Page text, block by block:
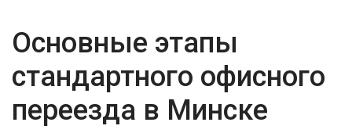
Основные этапы
стандартного офисного
переезда в Минске